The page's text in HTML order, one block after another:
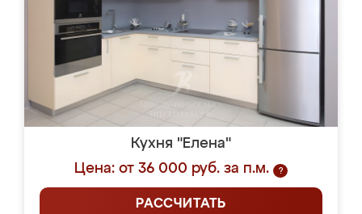
Кухня "Елена"
Цена: от 36 000 руб. за п.м.
?
РАССЧИТАТЬ